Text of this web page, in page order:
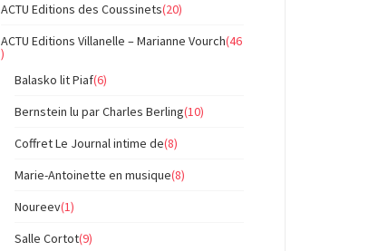
ACTU Editions des Coussinets(20)
ACTU Editions Villanelle – Marianne Vourch(46
)
Balasko lit Piaf(6)
Bernstein lu par Charles Berling(10)
Coffret Le Journal intime de(8)
Marie-Antoinette en musique(8)
Noureev(1)
Salle Cortot(9)